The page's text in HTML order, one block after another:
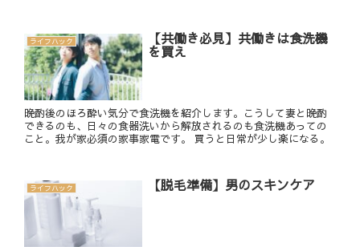
ライフハック 【共働き必見】共働きは食洗機
を買え
晩酌後のほろ酔い気分で食洗機を紹介します。こうして妻と晩酌
できるのも、日々の食器洗いから解放されるのも食洗機あっての
こと。我が家必須の家事家電です。 買うと日常が少し楽になる。
ライフハック 【脱毛準備】男のスキンケア